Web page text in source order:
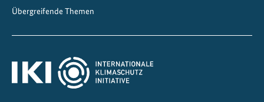
n
Übergreifende Themen